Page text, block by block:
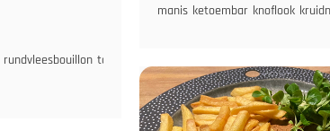
rundvleesbouillon tomatenpuree
manis ketoembar knoflook